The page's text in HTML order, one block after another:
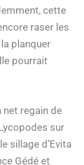
cette
raser les
planquer
pourrait
net regain de
sur
sillage d’Evita
Gédé et